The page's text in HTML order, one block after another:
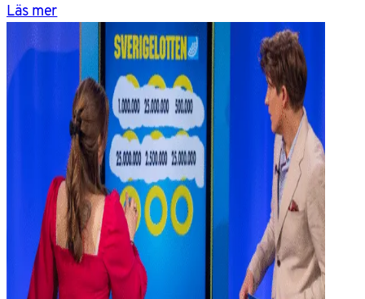
Läs mer